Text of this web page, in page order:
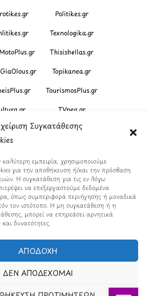
Συγκατάθεσης
εμπειρία, χρησιμοποιούμε
για την αποθήκευση ή/και την πρόσβαση
Η συγκατάθεση για τις εν λόγω
να επεξεργαστούμε δεδομένα
όπως συμπεριφορά περιήγησης ή μοναδικά
τον ιστότοπο. Η μη συγκατάθεση ή η
μπορεί να επηρεάσει αρνητικά
και δυνατότητες.
ΑΠΟΔΟΧΗ
ΔΕΝ ΑΠΟΔΕΧΟΜΑΙ
Politikes.gr
Texnologika.gr
Thisishellas.gr
Topikanea.gr
TourismosPlus.gr
TVnea.gr
Upnow.gr
Xristianika.gr
ZoumeKalytera.gr
ZoumeSpiti.gr
Group(Orama Group Μ.Ι.Κ.Ε.) |
– Δ.Ο.Υ. ΚΕΦΟΔΕ Αττικής | Γ.Ε.ΜΗ
| Έδρα: Αθήνα, Ελλάδα |